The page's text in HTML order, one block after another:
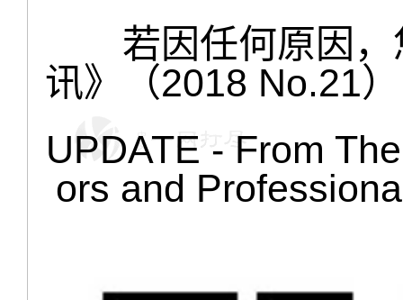
若因任何原因，
讯》（2018 No.21
UPDATE - From
ors and